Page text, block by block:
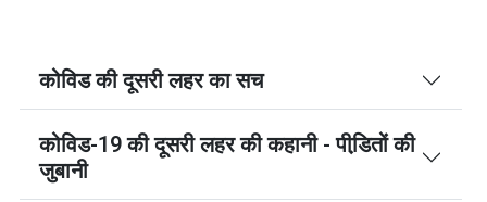
कोविड की दूसरी लहर का सच
कोविड-19 की दूसरी लहर की कहानी - पीडि़तों की
जुबानी